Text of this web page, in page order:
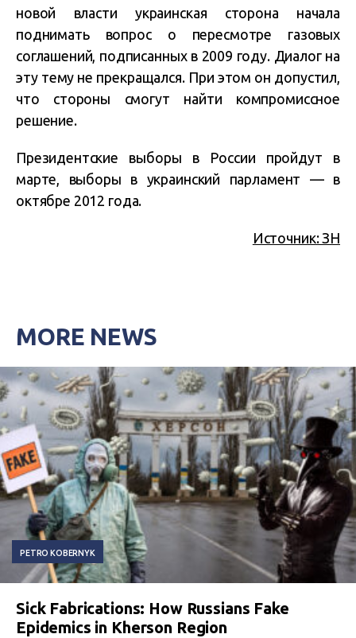
новой власти украинская сторона начала
поднимать вопрос о пересмотре газовых
соглашений, подписанных в 2009 году. Диалог на
эту тему не прекращался. При этом он допустил,
что стороны смогут найти компромиссное
решение.
Президентские выборы в России пройдут в
марте, выборы в украинский парламент — в
октябре 2012 года.
Источник: ЗН
MORE NEWS
PETRO KOBERNYK
Sick Fabrications: How Russians Fake
Epidemics in Kherson Region